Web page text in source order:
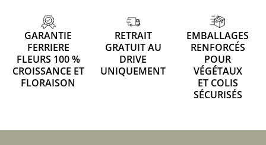
GARANTIE
FERRIERE
FLEURS 100 %
CROISSANCE ET
FLORAISON
RETRAIT
GRATUIT AU
DRIVE
UNIQUEMENT
EMBALLAGES
RENFORCÉS
POUR
VÉGÉTAUX
ET COLIS
SÉCURISÉS